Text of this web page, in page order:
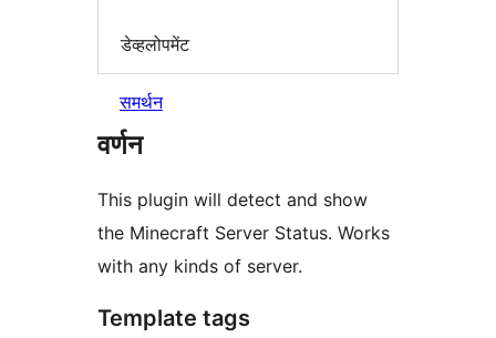
डेव्हलोपमेंट
समर्थन
वर्णन
This plugin will detect and show
the Minecraft Server Status. Works
with any kinds of server.
Template tags